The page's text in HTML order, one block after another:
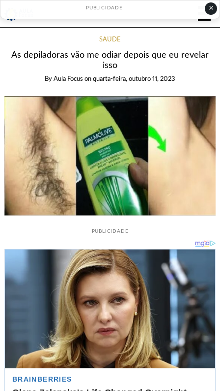
SAÚDE
As depiladoras vão me odiar depois que eu revelar
isso
By Aula Focus on quarta-feira, outubro 11, 2023
PUBLICIDADE
×
PUBLICIDADE